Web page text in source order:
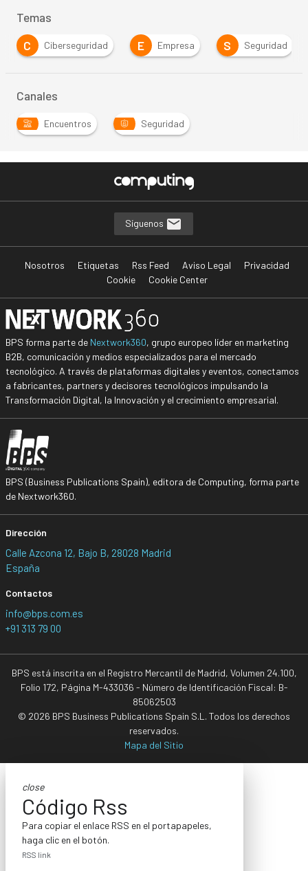
Temas
C
Ciberseguridad E Empresa S Seguridad
Canales
Encuentros Seguridad
Síguenos
Nosotros Etiquetas Rss Feed Aviso Legal
Privacidad
Cookie
Cookie Center
BPS forma parte de Nextwork360, grupo europeo líder en marketing
B2B, comunicación y medios especializados para el mercado
tecnológico. A través de plataformas digitales y eventos, conectamos
a fabricantes, partners y decisores tecnológicos impulsando la
Transformación Digital, la Innovación y el crecimiento empresarial.
BPS (Business Publications Spain), editora de Computing, forma parte
de Nextwork360.
Dirección
Calle Azcona 12, Bajo B, 28028 Madrid
España
Contactos
info@bps.com.es
+91 313 79 00
BPS está inscrita en el Registro Mercantil de Madrid, Volumen 24.100,
Folio 172, Página M-433036 - Número de Identificación Fiscal: B-
85062503
© 2026 BPS Business Publications Spain S.L. Todos los derechos
reservados.
Mapa del Sitio
close
Código Rss
Para copiar el enlace RSS en el portapapeles,
haga clic en el botón.
RSS link